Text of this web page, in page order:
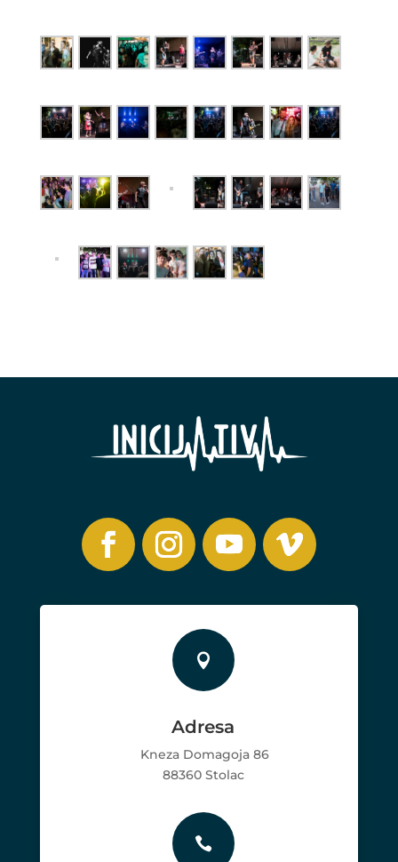

Adresa
Kneza Domagoja 86
88360 Stolac
